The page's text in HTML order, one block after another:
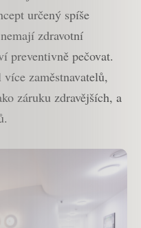
určený spíše
zdravotní
preventivně pečovat.
zaměstnavatelů,
záruku zdravějších, a